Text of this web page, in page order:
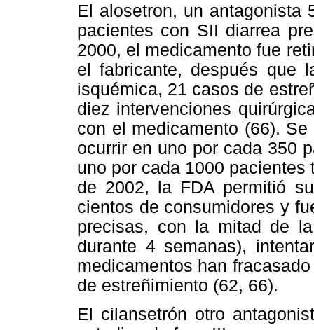
El alosetron, un antagonista
pacientes con SII diarrea
2000, el medicamento fue
el fabricante, después que
isquémica, 21 casos de
diez intervenciones
con el medicamento (66).
ocurrir en uno por cada 350
uno por cada 1000
de 2002, la FDA permitió
cientos de consumidores y
precisas, con la mitad de
durante 4 semanas),
medicamentos han
de estreñimiento (62, 66).
El cilansetrón otro